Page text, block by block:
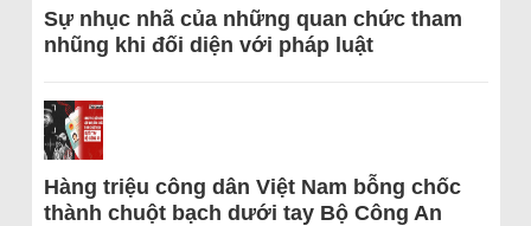
Sự nhục nhã của những quan chức tham
nhũng khi đối diện với pháp luật
Hàng triệu công dân Việt Nam bỗng chốc
thành chuột bạch dưới tay Bộ Công An